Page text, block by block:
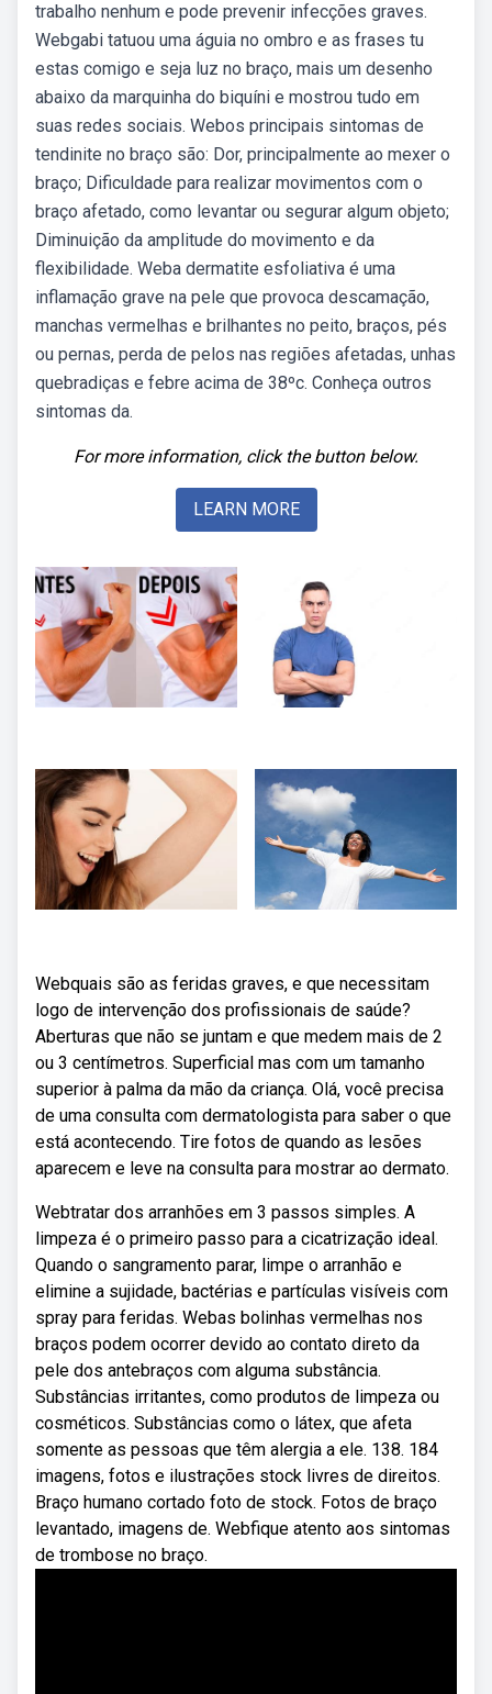
trabalho nenhum e pode prevenir infecções graves.
Webgabi tatuou uma águia no ombro e as frases tu
estas comigo e seja luz no braço, mais um desenho
abaixo da marquinha do biquíni e mostrou tudo em
suas redes sociais. Webos principais sintomas de
tendinite no braço são: Dor, principalmente ao mexer o
braço; Dificuldade para realizar movimentos com o
braço afetado, como levantar ou segurar algum objeto;
Diminuição da amplitude do movimento e da
flexibilidade. Weba dermatite esfoliativa é uma
inflamação grave na pele que provoca descamação,
manchas vermelhas e brilhantes no peito, braços, pés
ou pernas, perda de pelos nas regiões afetadas, unhas
quebradiças e febre acima de 38ºc. Conheça outros
sintomas da.
For more information, click the button below.
LEARN MORE
Webquais são as feridas graves, e que necessitam
logo de intervenção dos profissionais de saúde?
Aberturas que não se juntam e que medem mais de 2
ou 3 centímetros. Superficial mas com um tamanho
superior à palma da mão da criança. Olá, você precisa
de uma consulta com dermatologista para saber o que
está acontecendo. Tire fotos de quando as lesões
aparecem e leve na consulta para mostrar ao dermato.
Webtratar dos arranhões em 3 passos simples. A
limpeza é o primeiro passo para a cicatrização ideal.
Quando o sangramento parar, limpe o arranhão e
elimine a sujidade, bactérias e partículas visíveis com
spray para feridas. Webas bolinhas vermelhas nos
braços podem ocorrer devido ao contato direto da
pele dos antebraços com alguma substância.
Substâncias irritantes, como produtos de limpeza ou
cosméticos. Substâncias como o látex, que afeta
somente as pessoas que têm alergia a ele. 138. 184
imagens, fotos e ilustrações stock livres de direitos.
Braço humano cortado foto de stock. Fotos de braço
levantado, imagens de. Webfique atento aos sintomas
de trombose no braço.